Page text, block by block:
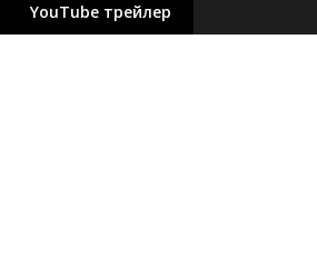
YouTube трейлер